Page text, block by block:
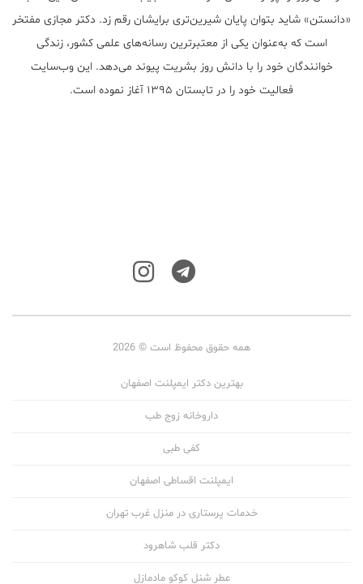
«دانستن» شاید بتوان پایان شیرین‌تری برایشان رقم زد. دکتر مجازی مفتخر
است که به‌عنوان یکی از معتبر‌ترین رسانه‌های علمی کشور، زندگی
خوانندگان خود را با دانش روز بشریت پیوند می‌دهد. این وب‌سایت
فعالیت خود را در تابستان ۱۳۹۵ آغاز نموده است.
همه حقوق محفوظ است © 2026
بهترین دکتر ایمپلنت اصفهان
داروخانه زوج طب
کفی طبی
ایمپلنت اقساطی اصفهان
خدمات پرستاری در منزل غرب تهران
دکتر قلب شاهرود
عطر شنل کوکو مادمازل